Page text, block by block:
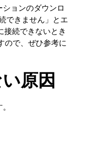
ョンのダウンロ
できません」とエ
続できないとき
ので、ぜひ参考に
原因